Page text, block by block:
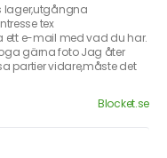
lager,utgångna
tex
ett e-mail med vad du har.
gärna foto Jag åter
partier vidare,måste det
Blocket.se